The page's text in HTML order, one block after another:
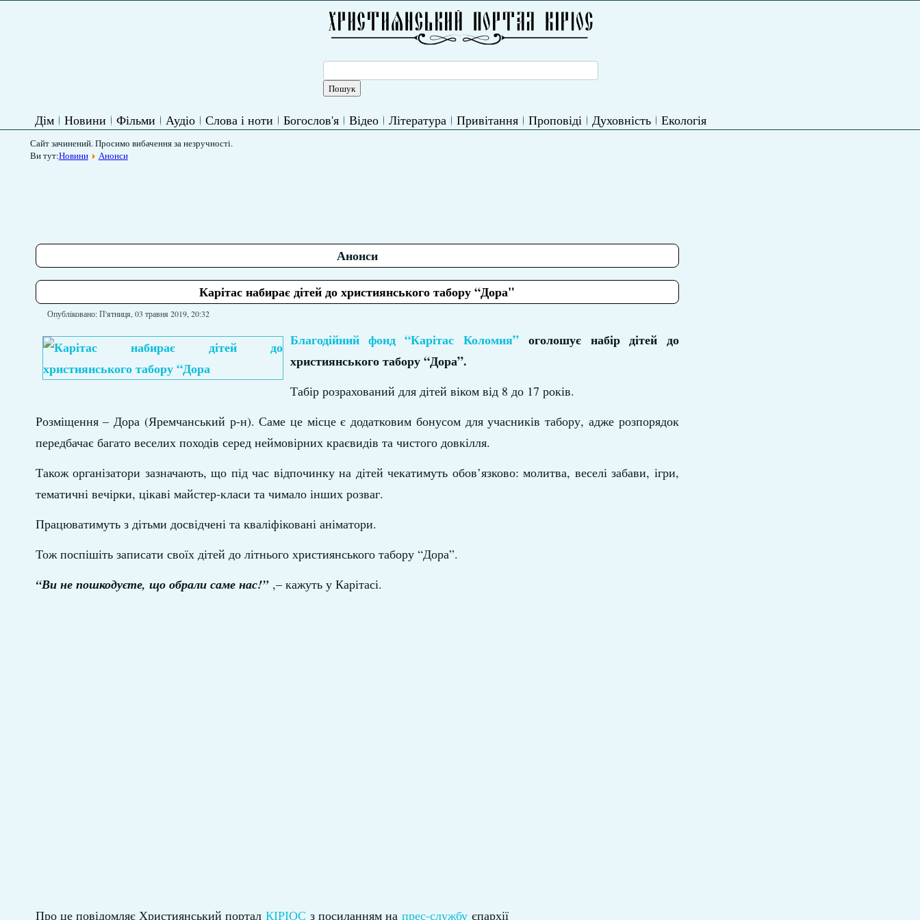
Дім Новини Фільми Аудіо Слова і ноти Богослов'я Відео Література Привітання Проповіді Духовність Екологія
Сайт зачинений. Просимо вибачення за незручності.
Ви тут:Новини Анонси
Анонси
Карітас набирає дітей до християнського табору “Дора"
Опубліковано: П'ятниця, 03 травня 2019, 20:32
Благодійний фонд “Карітас Коломия”оголошує набір дітей до
християнського табору “Дора”.
Табір розрахований для дітей віком від 8 до 17 років.
Розміщення – Дора (Яремчанський р-н). Саме це місце є додатковим бонусом для учасників табору, адже розпорядок
передбачає багато веселих походів серед неймовірних краєвидів та чистого довкілля.
Також організатори зазначають, що під час відпочинку на дітей чекатимуть обов’язково: молитва, веселі забави, ігри,
тематичні вечірки, цікаві майстер-класи та чимало інших розваг.
Працюватимуть з дітьми досвідчені та кваліфіковані аніматори.
Тож поспішіть записати своїх дітей до літнього християнського табору “Дора”.
“Ви не пошкодуєте, що обрали саме нас!”,– кажуть у Карітасі.
Про це повідомляє Християнський порталКІРІОС з посиланням на прес-службуєпархії